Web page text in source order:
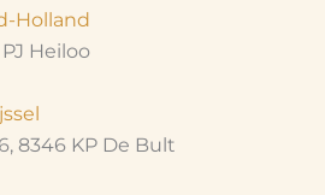
Holland
Heiloo
8346 KP De Bult